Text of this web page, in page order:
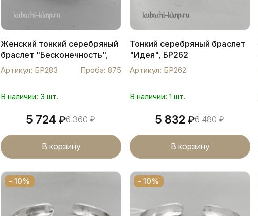
Женский тонкий серебряный
браслет "Бесконечность",
БР283
Артикул: БР283 Проба: 875
В наличии: 3 шт.
5 724 ₽6 360₽
В корзину
Тонкий серебряный браслет
"Идея", БР262
Артикул: БР262
В наличии: 1 шт.
5 832 ₽6 480₽
В корзину
- 10% - 10%